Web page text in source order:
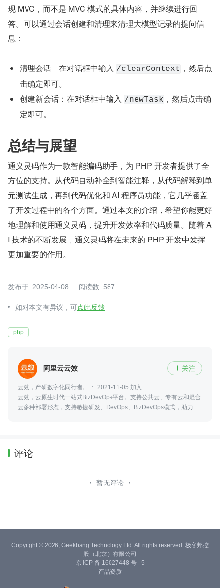
现 MVC，而不是 MVC 模式的具体内容，并继续进行回
答。可以通过会话创建和清理来清理大模型记录的提问信
息：
清理会话：在对话框中输入 /clearContext ​，然后点
击确定即可。
创建新会话：在对话框中输入 /newTask ​，然后点击确
定即可。
总结与展望
通义灵码作为一款智能编码助手，为 PHP 开发者提供了全
方位的支持。从代码自动补全到智能注释，从代码解释到单
元测试生成，再到代码优化和 AI 程序员功能，它几乎涵盖
了开发过程中的各个方面。通过本文的介绍，希望你能更好
地理解和使用通义灵码，提升开发效率和代码质量。随着 A
I 技术的不断发展，通义灵码将在未来的 PHP 开发中发挥
更加重要的作用。
发布于: 2025-04-08 阅读数: 587
如对本文有异议，可点此反馈
php
阿里云云效  关注
云效，产研数字化同行者。
2021-11-05 加入
云效，云原生时代一站式BizDevOps平台。支持公共云、专有云和混合
云多种部署形态，支持敏捷研发、DevOps、BizDevOps模式，助力创
评论
暂无评论
Copyright © 2026, Geekbang Technology Ltd. All rights reserved. 极客邦控
股（北京）有限公司
京 ICP 备 16027448 号 - 5
产品资质